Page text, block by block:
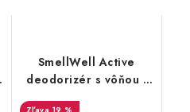
SmellWell Active
deodorizér s vôňou -
Camo Green